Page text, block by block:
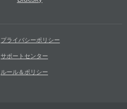
プライバシーポリシー
サポートセンター
ルール＆ポリシー